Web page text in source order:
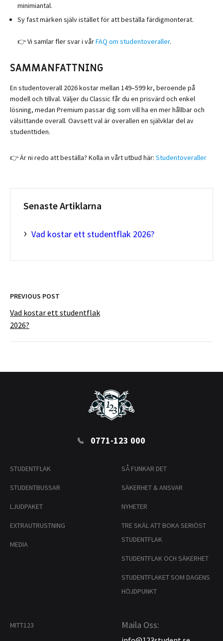
minimiantal.
Sy fast märken själv istället för att beställa färdigmonterat.
👉 Vi samlar fler svar i vårFAQ om studentoveraller.
SAMMANFATTNING
En studentoverall 2026 kostar mellan 149–599 kr, beroende på
modell och tillval. Väljer du Classic får du en prisvärd och enkel
lösning, medan Premium passar dig som vill ha en mer hållbar och
välsittande overall. Oavsett val är overallen en självklar del av
studenttiden.
👉 Är ni redo att beställa? Kolla in vårt utbud här: Studentoveraller
Senaste Artiklarna
› Vad kostar ett studentflak 2026?
POST
NAVIGATION
PREVIOUS POST
Vad kostar ett studentflak
2026?
0771-123 000
STUDENTFLAK
STUDENTBUSSAR
LJUDPAKET
EXTRAUTRUSTNING
MEDIA
SÅ FUNKAR DET
SÄKERHET & ANSVAR
NYHETER
TRE SKÄL ATT BOKA SERIÖST
STUDENTFLAK
STUDENTFLAK OCH SÄKERHET
STUDENTFLAKET SOM DAGENS
HÖJDPUNKT
MITT123 Maila Oss: